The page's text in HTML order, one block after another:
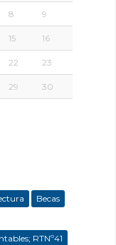
8 9
15 16
22 23
29 30
Becas
RTNº41